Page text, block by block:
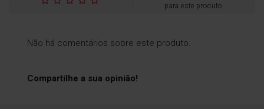
para este produto
Não há comentários sobre este produto.
Compartilhe a sua opinião!